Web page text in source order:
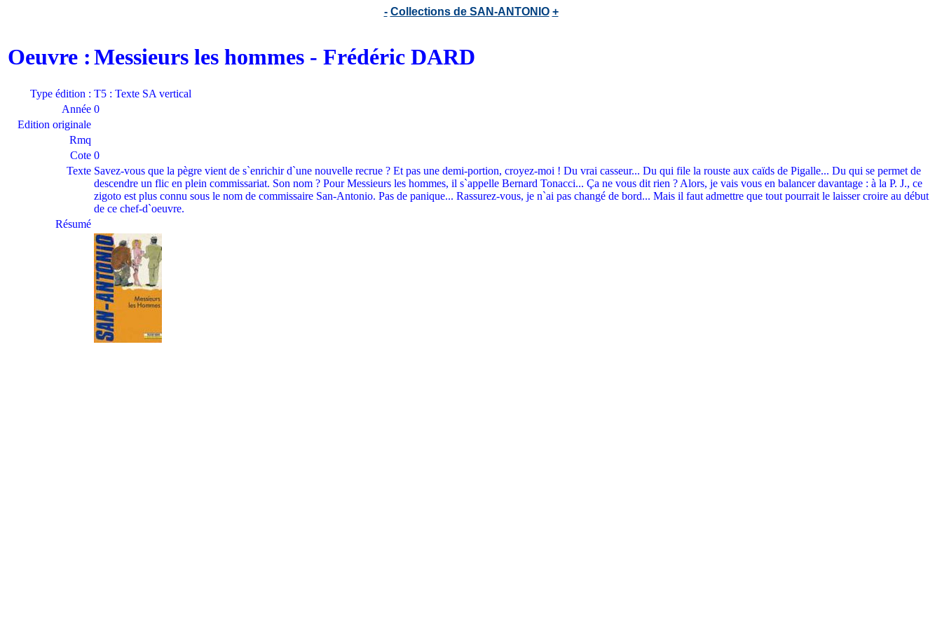
- Collections de SAN-ANTONIO +
Oeuvre :Messieurs les hommes - Frédéric DARD
Type édition : T5 : Texte SA vertical
Année 0
Edition originale
Rmq
Cote 0
Texte Savez-vous que la pègre vient de s`enrichir d`une nouvelle recrue ? Et pas une demi-portion, croyez-moi ! Du vrai casseur... Du qui file la rouste aux caïds de Pigalle... Du qui se permet de
descendre un flic en plein commissariat. Son nom ? Pour Messieurs les hommes, il s`appelle Bernard Tonacci... Ça ne vous dit rien ? Alors, je vais vous en balancer davantage : à la P. J., ce
zigoto est plus connu sous le nom de commissaire San-Antonio. Pas de panique... Rassurez-vous, je n`ai pas changé de bord... Mais il faut admettre que tout pourrait le laisser croire au début
de ce chef-d`oeuvre.
Résumé